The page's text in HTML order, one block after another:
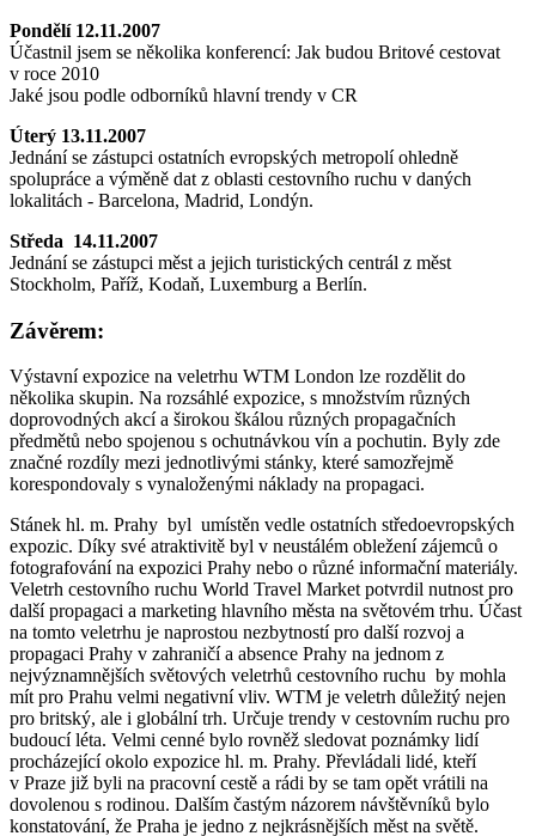
Pondělí 12.11.2007
Účastnil jsem se několika konferencí: Jak budou Britové cestovat
v roce 2010
Jaké jsou podle odborníků hlavní trendy v CR
Úterý 13.11.2007
Jednání se zástupci ostatních evropských metropolí ohledně
spolupráce a výměně dat z oblasti cestovního ruchu v daných
lokalitách - Barcelona, Madrid, Londýn.
Středa 14.11.2007
Jednání se zástupci měst a jejich turistických centrál z měst
Stockholm, Paříž, Kodaň, Luxemburg a Berlín.
Závěrem:
Výstavní expozice na veletrhu WTM London lze rozdělit do
několika skupin. Na rozsáhlé expozice, s množstvím různých
doprovodných akcí a širokou škálou různých propagačních
předmětů nebo spojenou s ochutnávkou vín a pochutin. Byly zde
značné rozdíly mezi jednotlivými stánky, které samozřejmě
korespondovaly s vynaloženými náklady na propagaci.
Stánek hl. m. Prahy byl umístěn vedle ostatních středoevropských
expozic. Díky své atraktivitě byl v neustálém obležení zájemců o
fotografování na expozici Prahy nebo o různé informační materiály.
Veletrh cestovního ruchu World Travel Market potvrdil nutnost pro
další propagaci a marketing hlavního města na světovém trhu. Účast
na tomto veletrhu je naprostou nezbytností pro další rozvoj a
propagaci Prahy v zahraničí a absence Prahy na jednom z
nejvýznamnějších světových veletrhů cestovního ruchu by mohla
mít pro Prahu velmi negativní vliv. WTM je veletrh důležitý nejen
pro britský, ale i globální trh. Určuje trendy v cestovním ruchu pro
budoucí léta. Velmi cenné bylo rovněž sledovat poznámky lidí
procházející okolo expozice hl. m. Prahy. Převládali lidé, kteří
v Praze již byli na pracovní cestě a rádi by se tam opět vrátili na
dovolenou s rodinou. Dalším častým názorem návštěvníků bylo
konstatování, že Praha je jedno z nejkrásnějších měst na světě.